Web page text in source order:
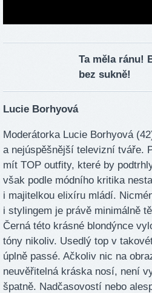
Ta měla ránu!
bez sukně!
Lucie Borhyová
Moderátorka Lucie Borhyová
a nejúspěšnější televizní tváře.
mít TOP outfity, které by
však podle módního kritika
i majitelkou elixíru mládí.
i stylingem je právě minimálně
Černá této krásné blondýnce
tóny nikoliv. Usedlý top v
úplně passé. Ačkoliv nic na
neuvěřitelná kráska nosí, není
špatně. Nadčasovostí nebo